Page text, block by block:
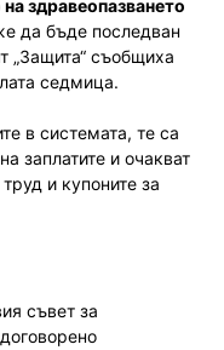
здравеопазването
да бъде последван
„Защита“ съобщиха
седмица.
в системата, те са
заплатите и очакват
и купоните за
съвет за